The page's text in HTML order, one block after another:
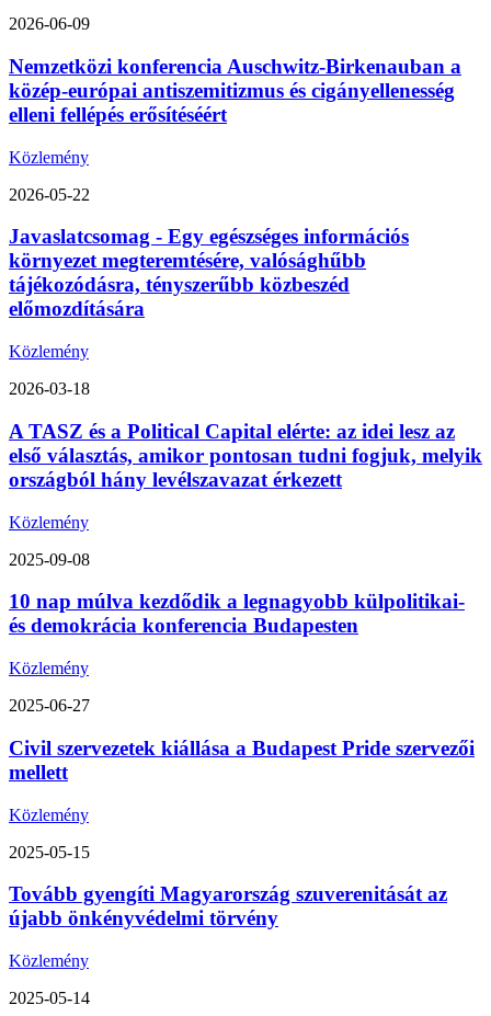
2026-06-09
Nemzetközi konferencia Auschwitz-Birkenauban a
közép-európai antiszemitizmus és cigányellenesség
elleni fellépés erősítéséért
Közlemény
2026-05-22
Javaslatcsomag - Egy egészséges információs
környezet megteremtésére, valósághűbb
tájékozódásra, tényszerűbb közbeszéd
előmozdítására
Közlemény
2026-03-18
A TASZ és a Political Capital elérte: az idei lesz az
első választás, amikor pontosan tudni fogjuk, melyik
országból hány levélszavazat érkezett
Közlemény
2025-09-08
10 nap múlva kezdődik a legnagyobb külpolitikai-
és demokrácia konferencia Budapesten
Közlemény
2025-06-27
Civil szervezetek kiállása a Budapest Pride szervezői
mellett
Közlemény
2025-05-15
Tovább gyengíti Magyarország szuverenitását az
újabb önkényvédelmi törvény
Közlemény
2025-05-14